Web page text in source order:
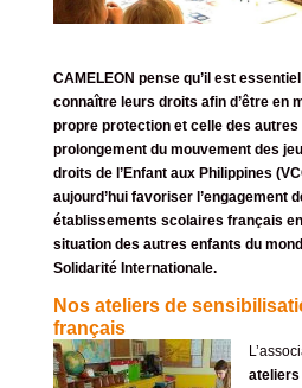
CAMELEON pense qu’il est
connaître leurs droits afin d’être en
propre protection et celle des autres
prolongement du mouvement des
droits de l’Enfant aux Philippines (
aujourd’hui favoriser l’engagement
établissements scolaires français
situation des autres enfants du
Solidarité Internationale.
Nos ateliers de
français
ateliers